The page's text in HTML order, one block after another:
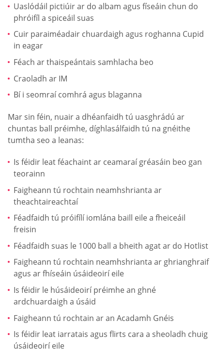
Uaslódáil pictiúir ar do albam agus físeáin chun do
phróifíl a spiceáil suas
Cuir paraiméadair chuardaigh agus roghanna Cupid
in eagar
Féach ar thaispeántais samhlacha beo
Craoladh ar IM
Bí i seomraí comhrá agus blaganna
Mar sin féin, nuair a dhéanfaidh tú uasghrádú ar
chuntas ball préimhe, díghlasálfaidh tú na gnéithe
tumtha seo a leanas:
Is féidir leat féachaint ar ceamaraí gréasáin beo gan
teorainn
Faigheann tú rochtain neamhshrianta ar
theachtaireachtaí
Féadfaidh tú próifílí iomlána baill eile a fheiceáil
freisin
Féadfaidh suas le 1000 ball a bheith agat ar do Hotlist
Faigheann tú rochtain neamhshrianta ar ghrianghraif
agus ar fhíseáin úsáideoirí eile
Is féidir le húsáideoirí préimhe an ghné
ardchuardaigh a úsáid
Faigheann tú rochtain ar an Acadamh Gnéis
Is féidir leat iarratais agus flirts cara a sheoladh chuig
úsáideoirí eile